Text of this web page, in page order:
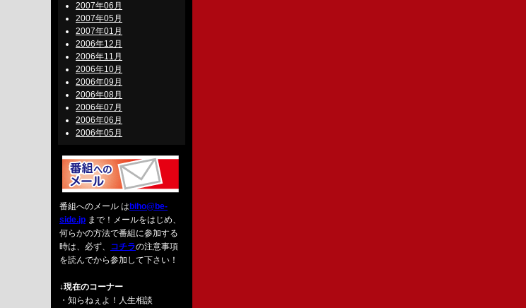
2007年06月
2007年05月
2007年01月
2006年12月
2006年11月
2006年10月
2006年09月
2006年08月
2006年07月
2006年06月
2006年05月
番組へのメール は biho@be-
side.jp まで！メールをはじめ、
何らかの方法で番組に参加する
時は、必ず、 コチラの注意事項
を読んでから参加して下さい！
↓現在のコーナー
・知らねぇよ！人生相談